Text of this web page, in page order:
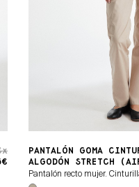
PANTALÓN GOMA
ALGODÓN STRETCH
Pantalón recto mujer.